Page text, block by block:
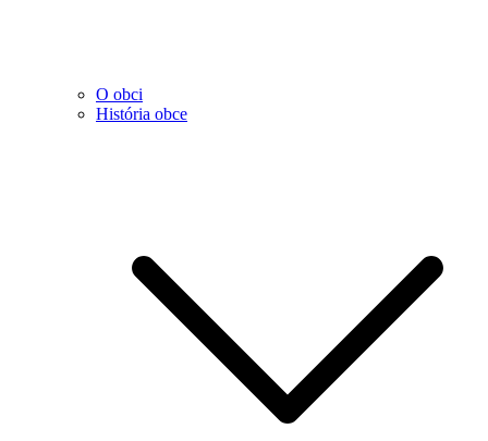
O obci
História obce